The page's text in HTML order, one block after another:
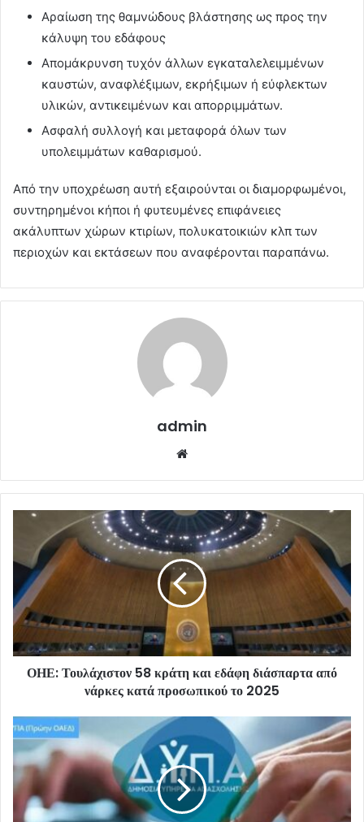
Αραίωση της θαμνώδους βλάστησης ως προς την
κάλυψη του εδάφους
Απομάκρυνση τυχόν άλλων εγκαταλελειμμένων
καυστών, αναφλέξιμων, εκρήξιμων ή εύφλεκτων
υλικών, αντικειμένων και απορριμμάτων.
Ασφαλή συλλογή και μεταφορά όλων των
υπολειμμάτων καθαρισμού.
Από την υποχρέωση αυτή εξαιρούνται οι διαμορφωμένοι,
συντηρημένοι κήποι ή φυτευμένες επιφάνειες
ακάλυπτων χώρων κτιρίων, πολυκατοικιών κλπ των
περιοχών και εκτάσεων που αναφέρονται παραπάνω.
admin
ΟΗΕ: Τουλάχιστον 58 κράτη και εδάφη διάσπαρτα από
νάρκες κατά προσωπικού το 2025